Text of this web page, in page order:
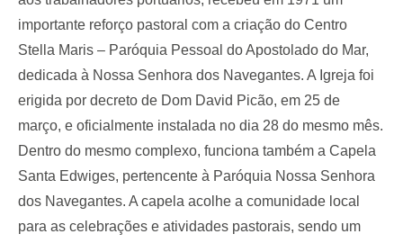
importante reforço pastoral com a criação do Centro
Stella Maris – Paróquia Pessoal do Apostolado do Mar,
dedicada à Nossa Senhora dos Navegantes. A Igreja foi
erigida por decreto de Dom David Picão, em 25 de
março, e oficialmente instalada no dia 28 do mesmo mês.
Dentro do mesmo complexo, funciona também a Capela
Santa Edwiges, pertencente à Paróquia Nossa Senhora
dos Navegantes. A capela acolhe a comunidade local
para as celebrações e atividades pastorais, sendo um